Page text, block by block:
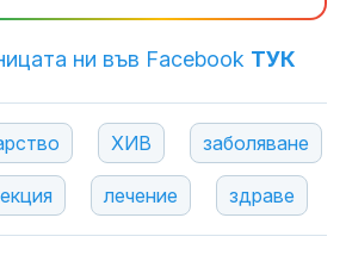
ни във Facebook ТУК
ХИВ заболяване
лечение здраве